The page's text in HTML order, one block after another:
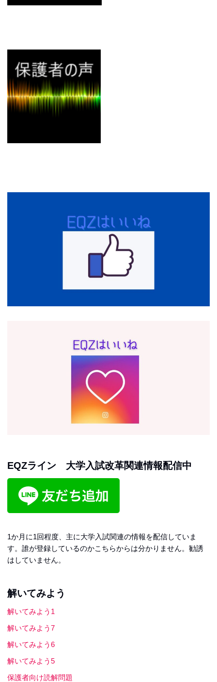
EQZライン 大学入試改革関連情報配信中
1か月に1回程度、主に大学入試関連の情報を配信していま
す。誰が登録しているのかこちらからは分かりません。勧誘
はしていません。
解いてみよう
解いてみよう1
解いてみよう7
解いてみよう6
解いてみよう5
保護者向け読解問題